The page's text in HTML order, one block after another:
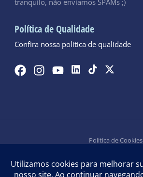
tranquilo, não enviamos SPAMs ;)
Política de Qualidade
Confira nossa política de qualidade
Política de Cookies
Política de Privacidade